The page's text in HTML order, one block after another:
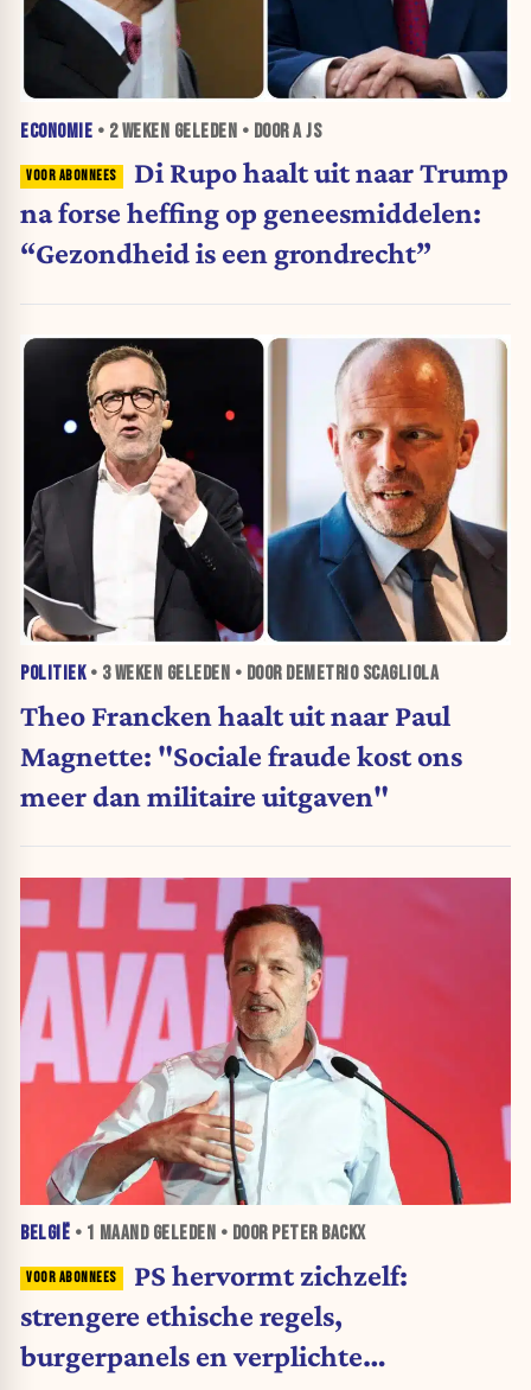
ECONOMIE • 2 WEKEN GELEDEN • DOOR A JS
Di Rupo haalt uit naar Trump
na forse heffing op geneesmiddelen:
“Gezondheid is een grondrecht”
POLITIEK• 3 WEKEN GELEDEN • DOOR DEMETRIO SCAGLIOLA
Theo Francken haalt uit naar Paul
Magnette: "Sociale fraude kost ons
meer dan militaire uitgaven"
BELGIË • 1 MAANDGELEDEN • DOOR PETER BACKX
PS hervormt zichzelf:
strengere ethische regels,
burgerpanels en verplichte